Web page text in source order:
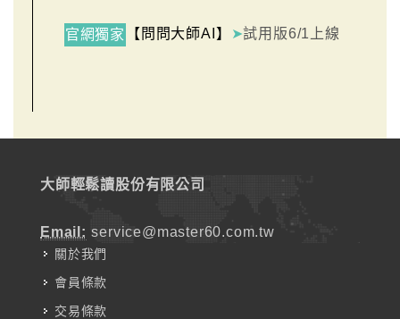
官網獨家 【問問大師AI】 ➤試用版6/1上線
大師輕鬆讀股份有限公司
Email: service@master60.com.tw
關於我們
會員條款
交易條款